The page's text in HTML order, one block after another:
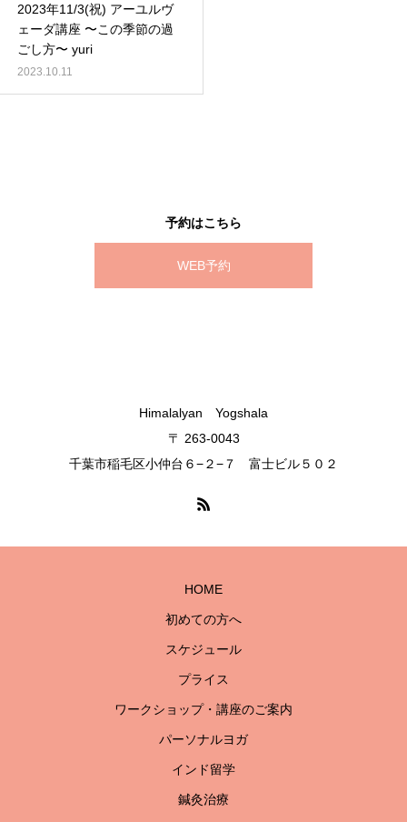
2023年11/3(祝) アーユルヴ
ェーダ講座 〜この季節の過
ごし方〜 yuri
2023.10.11
予約はこちら
WEB予約
Himalalyan Yogshala
〒 263-0043
千葉市稲毛区小仲台６−２−７ 富士ビル５０２
HOME
初めての方へ
スケジュール
プライス
ワークショップ・講座のご案内
パーソナルヨガ
インド留学
鍼灸治療